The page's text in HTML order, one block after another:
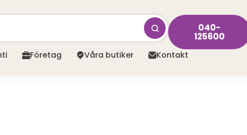
040-
125600
Företag Våra butiker Kontakt